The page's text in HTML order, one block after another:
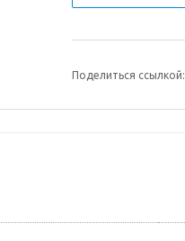
Поделиться ссылкой: